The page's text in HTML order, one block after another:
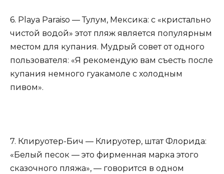
6. Playa Paraiso — Тулум, Мексика: с «кристально
чистой водой» этот пляж является популярным
местом для купания. Мудрый совет от одного
пользователя: «Я рекомендую вам съесть после
купания немного гуакамоле с холодным
пивом».
7. Клируотер-Бич — Клируотер, штат Флорида:
«Белый песок — это фирменная марка этого
сказочного пляжа», — говорится в одном